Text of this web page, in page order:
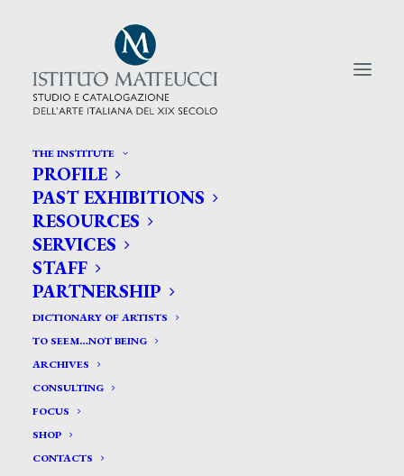
THE INSTITUTE
PROFILE
PAST EXHIBITIONS
RESOURCES
SERVICES
STAFF
PARTNERSHIP
DICTIONARY OF ARTISTS
TO SEEM…NOT BEING
ARCHIVES
CONSULTING
FOCUS
SHOP
CONTACTS
CERCA TRA GLI ARTISTI:
Search
for:
Ligabue Antonio